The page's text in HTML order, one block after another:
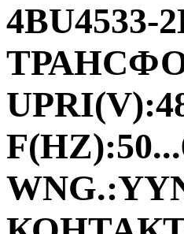
4BU4533-